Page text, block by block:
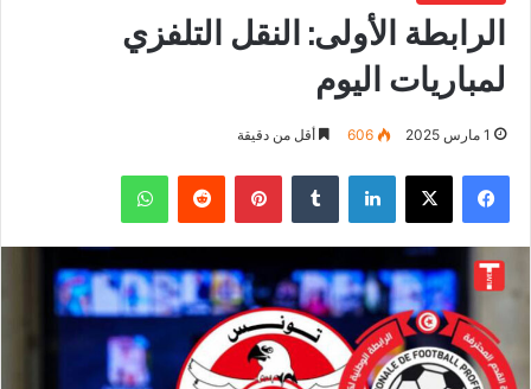
الرابطة الأولى: النقل التلفزي
لمباريات اليوم
1 مارس 2025 606 أقل من دقيقة
فيسبوك ‫X لينكدإن بينتيريست واتساب